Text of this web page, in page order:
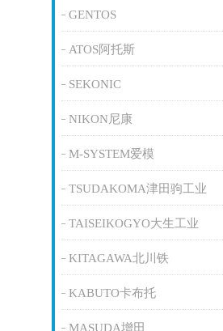
GENTOS
ATOS阿托斯
SEKONIC
NIKON尼康
M-SYSTEM爱模
TSUDAKOMA津田驹工业
TAISEIKOGYO大生工业
KITAGAWA北川铁
KABUTO卡布托
MASUDA增田